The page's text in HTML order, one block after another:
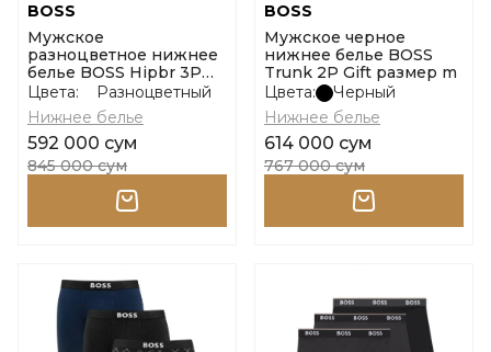
BOSS
Мужское
разноцветное нижнее
белье BOSS Hipbr 3P
Bold Design размер m
Цвета:
Разноцветный
Нижнее белье
592 000 сум
845 000 сум
BOSS
Мужское черное
нижнее белье BOSS
Trunk 2P Gift размер m
Цвета:
Черный
Нижнее белье
614 000 сум
767 000 сум